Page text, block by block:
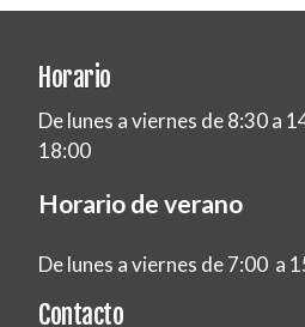
Horario
De lunes a viernes de 8:30 a
18:00
Horario de verano
De lunes a viernes de 7:00 a
Contacto